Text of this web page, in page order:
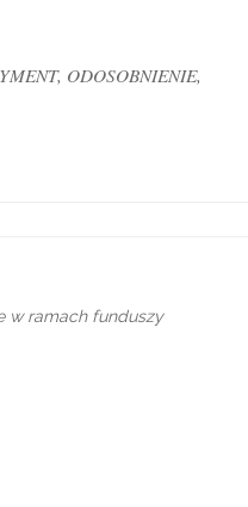
ODOSOBNIENIE,
w ramach funduszy